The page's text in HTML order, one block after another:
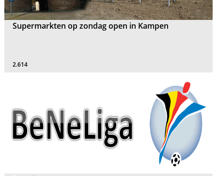
Supermarkten op zondag open in Kampen
2.614